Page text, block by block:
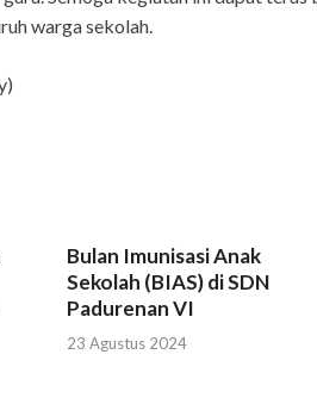
warga sekolah.
Bulan Imunisasi Anak
Sekolah (BIAS) di SDN
Padurenan VI
23 Agustus 2024